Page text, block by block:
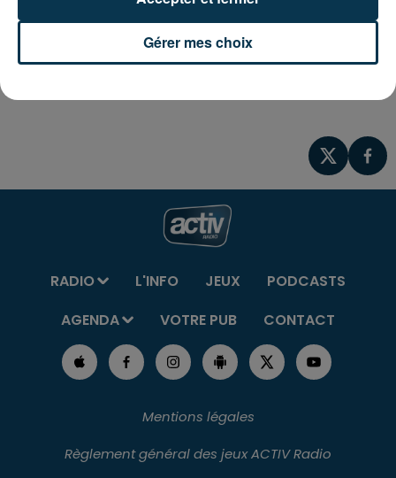
RADIO L'INFO JEUX
PODCASTS
AGENDA
VOTRE PUB CONTACT
Mentions légales
Règlement général des jeux ACTIV Radio
Gérer mes choix